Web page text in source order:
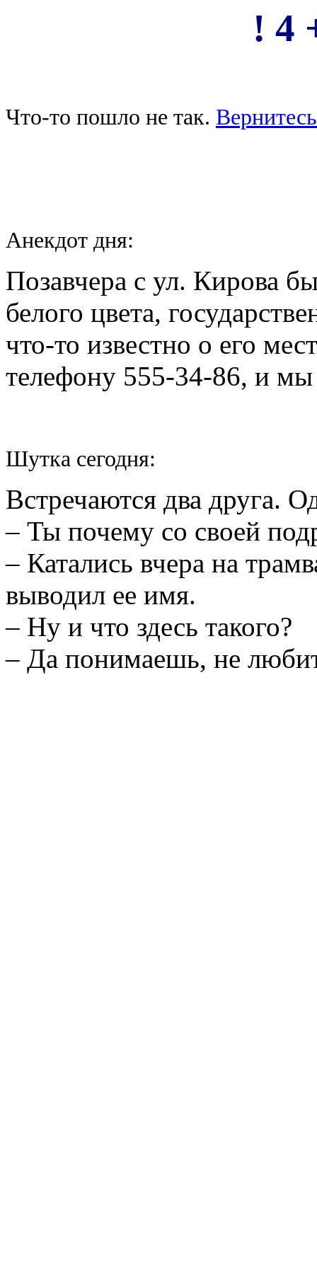
! 4
Что-то пошло не так.
Анекдот дня:
Позавчера с ул. Кирова
белого цвета,
что-то известно о его
телефону 555-34-86, и
Шутка сегодня:
Встречаются два друга.
– Ты почему со своей
– Катались вчера на
выводил ее имя.
– Ну и что здесь такого?
– Да понимаешь, не